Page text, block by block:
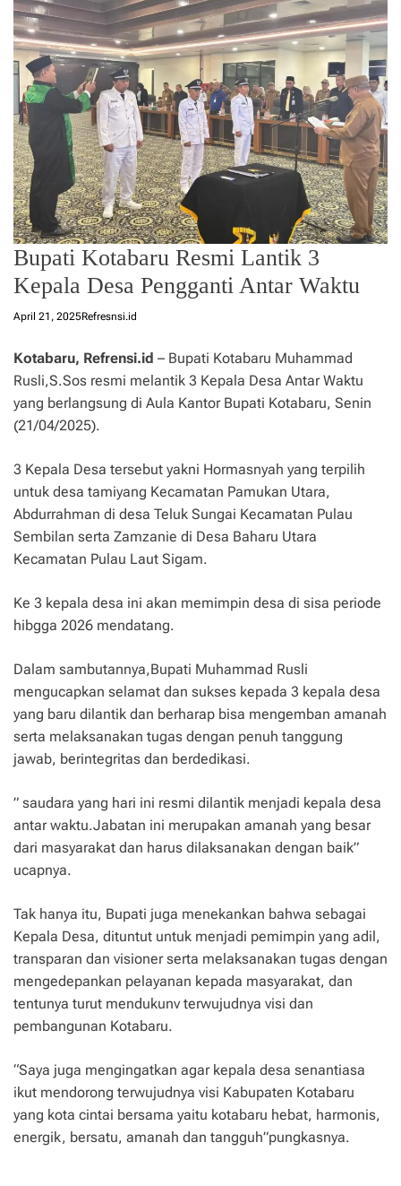
Bupati Kotabaru Resmi Lantik 3
Kepala Desa Pengganti Antar Waktu
April 21, 2025Refresnsi.id
Kotabaru, Refrensi.id – Bupati Kotabaru Muhammad
Rusli,S.Sos resmi melantik 3 Kepala Desa Antar Waktu
yang berlangsung di Aula Kantor Bupati Kotabaru, Senin
(21/04/2025).
3 Kepala Desa tersebut yakni Hormasnyah yang terpilih
untuk desa tamiyang Kecamatan Pamukan Utara,
Abdurrahman di desa Teluk Sungai Kecamatan Pulau
Sembilan serta Zamzanie di Desa Baharu Utara
Kecamatan Pulau Laut Sigam.
Ke 3 kepala desa ini akan memimpin desa di sisa periode
hibgga 2026 mendatang.
Dalam sambutannya,Bupati Muhammad Rusli
mengucapkan selamat dan sukses kepada 3 kepala desa
yang baru dilantik dan berharap bisa mengemban amanah
serta melaksanakan tugas dengan penuh tanggung
jawab, berintegritas dan berdedikasi.
” saudara yang hari ini resmi dilantik menjadi kepala desa
antar waktu.Jabatan ini merupakan amanah yang besar
dari masyarakat dan harus dilaksanakan dengan baik”
ucapnya.
Tak hanya itu, Bupati juga menekankan bahwa sebagai
Kepala Desa, dituntut untuk menjadi pemimpin yang adil,
transparan dan visioner serta melaksanakan tugas dengan
mengedepankan pelayanan kepada masyarakat, dan
tentunya turut mendukunv terwujudnya visi dan
pembangunan Kotabaru.
“Saya juga mengingatkan agar kepala desa senantiasa
ikut mendorong terwujudnya visi Kabupaten Kotabaru
yang kota cintai bersama yaitu kotabaru hebat, harmonis,
energik, bersatu, amanah dan tangguh”pungkasnya.